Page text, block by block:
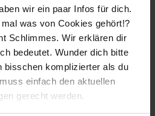
wir ein paar Infos für dich.
was von Cookies gehört!?
Schlimmes. Wir erklären dir
bedeutet. Wunder dich bitte
bisschen komplizierter als du
einfach den aktuellen
gerecht werden.
(Saale)
1990
und 30 Auszubildende